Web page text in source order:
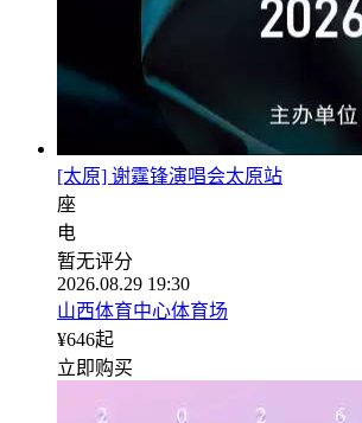
[太原] 谢霆锋演唱会太原站
座
电
暂无评分
2026.08.29 19:30
山西体育中心体育场
¥646起
立即购买